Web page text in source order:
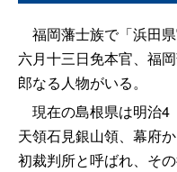
福岡藩士族で「浜田
六月十三日免本官、福
郎なる人物がいる。
現在の島根県は明治4
天領石見銀山領、幕府
初裁判所と呼ばれ、そ